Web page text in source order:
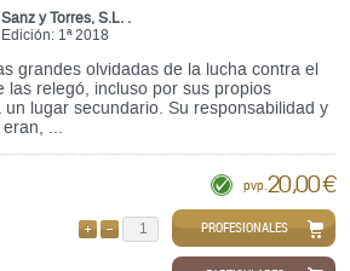
Sanz y Torres, S.L. .
Edición: 1ª 2018
grandes olvidadas de la lucha contra el
las relegó, incluso por sus propios
lugar secundario. Su responsabilidad y
...
pvp. 20,00 €
QUITARPROFESIONALES